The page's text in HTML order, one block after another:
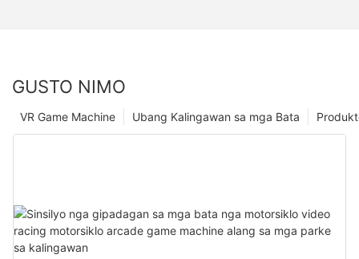
GUSTO NIMO
Ubang Kalingawan sa mga Bata
VR Game Machine